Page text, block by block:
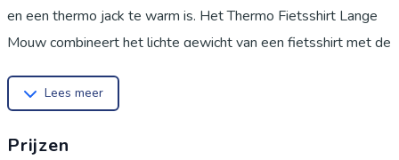
en een thermo jack te warm is. Het Thermo Fietsshirt Lange
Mouw combineert het lichte gewicht van een fietsshirt met de
omstandigheden. De reflecterende details helpen je zichtbaar
Gemaakt van hoog ademend isolerend en zacht Summerit
Lees meer
Prijzen